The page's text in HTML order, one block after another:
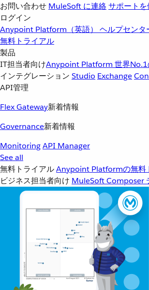
お問い合わせ MuleSoft に連絡サポートを
ログイン
Anypoint Platform（英語） ヘルプセンタ
無料トライアル
製品
IT担当者向けAnypoint Platform 世界
インテグレーション Studio Exchange
API管理
Flex Gateway新着情報
Governance新着情報
MonitoringAPI Manager
See all
無料トライアルAnypoint Platformの無料
ビジネス担当者向け MuleSoft Composer